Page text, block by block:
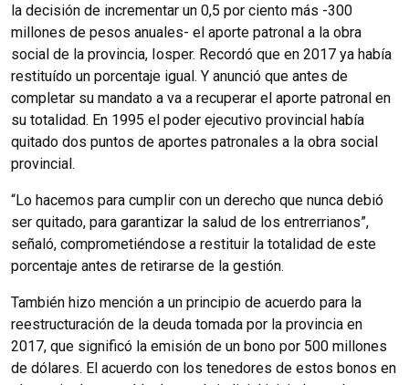
la decisión de incrementar un 0,5 por ciento más -300
millones de pesos anuales- el aporte patronal a la obra
social de la provincia, Iosper. Recordó que en 2017 ya había
restituído un porcentaje igual. Y anunció que antes de
completar su mandato a va a recuperar el aporte patronal en
su totalidad. En 1995 el poder ejecutivo provincial había
quitado dos puntos de aportes patronales a la obra social
provincial.
“Lo hacemos para cumplir con un derecho que nunca debió
ser quitado, para garantizar la salud de los entrerrianos”,
señaló, comprometiéndose a restituir la totalidad de este
porcentaje antes de retirarse de la gestión.
También hizo mención a un principio de acuerdo para la
reestructuración de la deuda tomada por la provincia en
2017, que significó la emisión de un bono por 500 millones
de dólares. El acuerdo con los tenedores de estos bonos en